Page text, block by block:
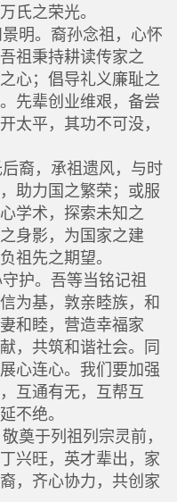
氏之荣光。
明。裔孙念祖，心怀
祖秉持耕读传家之
心；倡导礼义廉耻之
先辈创业维艰，备尝
太平，其功不可没，
裔，承祖遗风，与时
助力国之繁荣；或服
学术，探索未知之
身影，为国家之建
祖先之期望。
护。吾等当铭记祖
为基，敦亲睦族，和
和睦，营造幸福家
，共筑和谐社会。同
心连心。我们要加强
互通有无，互帮互
不绝。
奠于列祖列宗灵前，
兴旺，英才辈出，家
，齐心协力，共创家